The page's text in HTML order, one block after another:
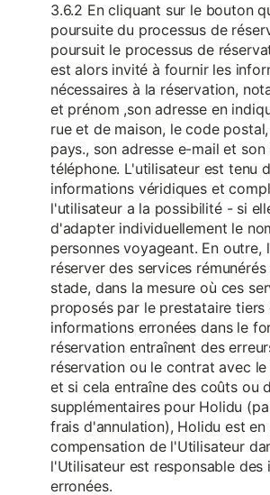
3.6.2 En cliquant sur le bouton
poursuite du processus de
poursuit le processus de
est alors invité à fournir les
nécessaires à la réservation,
et prénom ,son adresse en
rue et de maison, le code
pays., son adresse e-mail et
téléphone. L'utilisateur est tenu
informations véridiques et
l'utilisateur a la possibilité - si
d'adapter individuellement le
personnes voyageant. En outre,
réserver des services
stade, dans la mesure où ces
proposés par le prestataire tiers
informations erronées dans le
réservation entraînent des
réservation ou le contrat avec
et si cela entraîne des coûts ou
supplémentaires pour Holidu
frais d'annulation), Holidu est
compensation de l'Utilisateur
l'Utilisateur est responsable des
erronées.